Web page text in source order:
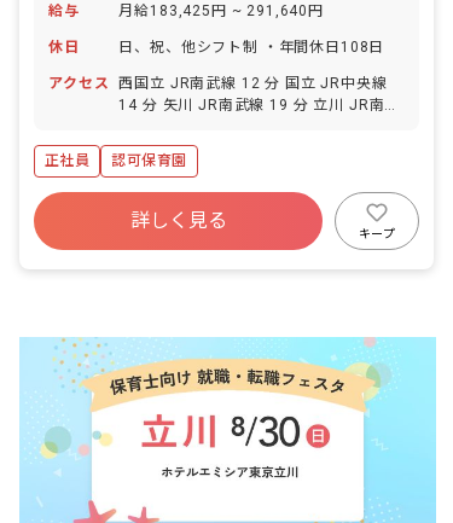
給与 月給183,425円 ~ 291,640円
休日 日、祝、他シフト制 ・年間休日108日
アクセス
西国立 JR南武線 12 分 国立 JR中央線
14 分 矢川 JR南武線 19 分 立川 JR南武
正社員
認可保育園
詳しく見る
キープ